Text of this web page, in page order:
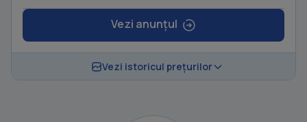
Vezi anunțul
Vezi istoricul prețurilor